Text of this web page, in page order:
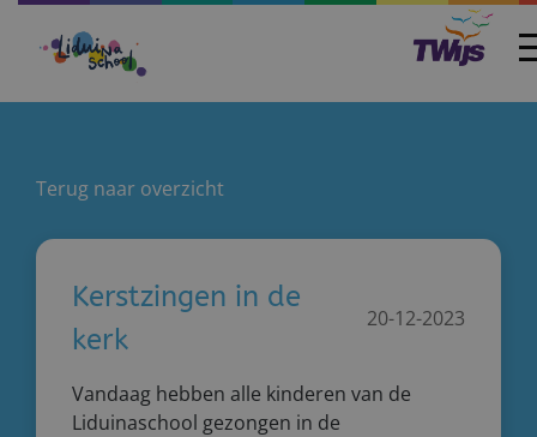
Terug naar overzicht
Kerstzingen in de
kerk
20-12-2023
Vandaag hebben alle kinderen van de
Liduinaschool gezongen in de